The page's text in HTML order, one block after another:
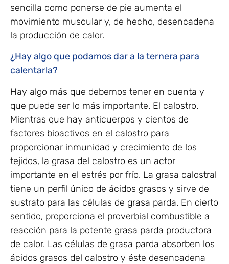
sencilla como ponerse de pie aumenta el
movimiento muscular y, de hecho, desencadena
la producción de calor.
¿Hay algo que podamos dar a la ternera para
calentarla?
Hay algo más que debemos tener en cuenta y
que puede ser lo más importante. El calostro.
Mientras que hay anticuerpos y cientos de
factores bioactivos en el calostro para
proporcionar inmunidad y crecimiento de los
tejidos, la grasa del calostro es un actor
importante en el estrés por frío. La grasa calostral
tiene un perfil único de ácidos grasos y sirve de
sustrato para las células de grasa parda. En cierto
sentido, proporciona el proverbial combustible a
reacción para la potente grasa parda productora
de calor. Las células de grasa parda absorben los
ácidos grasos del calostro y éste desencadena